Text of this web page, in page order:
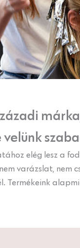
velünk
elég lesz a
varázslat, nem
Termékeink